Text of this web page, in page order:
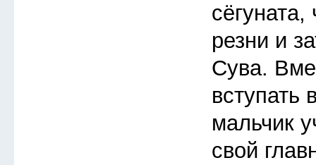
резни и
Сува.
вступать
мальчик
свой